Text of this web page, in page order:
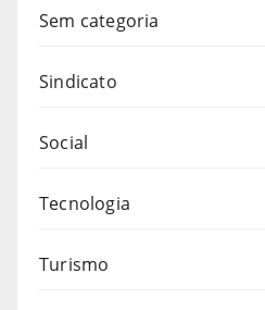
Sem categoria
Sindicato
Social
Tecnologia
Turismo